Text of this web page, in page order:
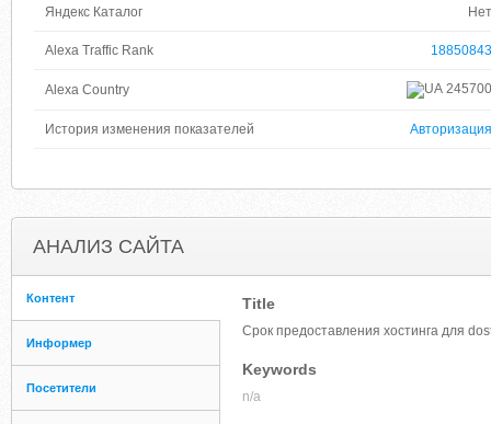
Яндекс Каталог Нет
Alexa Traffic Rank 18850843
Alexa Country 245700
История изменения показателей Авторизация
АНАЛИЗ САЙТА
Контент
Информер
Посетители
Title
Срок предоставления хостинга для
Keywords
n/a